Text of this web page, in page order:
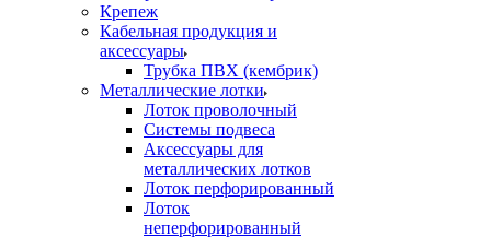
Крепеж
Кабельная продукция и
аксессуары
Трубка ПВХ (кембрик)
Металлические лотки
Лоток проволочный
Системы подвеса
Аксессуары для
металлических лотков
Лоток перфорированный
Лоток
неперфорированный